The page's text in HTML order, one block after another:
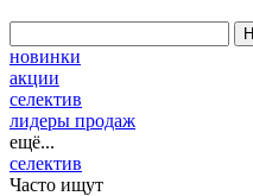
новинки
акции
селектив
лидеры продаж
ещё...
селектив
Часто ищут